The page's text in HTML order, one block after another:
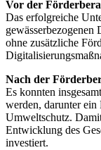
Vor der
Das erfolgreiche
ohne zusätzliche
Nach der
Es konnten
werden, darunter
Umweltschutz.
Entwicklung des
investiert.